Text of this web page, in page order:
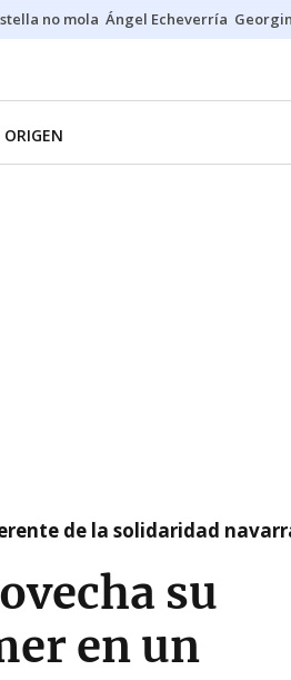
no mola Ángel Echeverría
ORIGEN
de la solidaridad
su
en un